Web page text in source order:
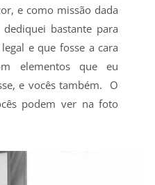
e como missão dada
bastante para
e que fosse a cara
elementos que eu
e vocês também. O
podem ver na foto